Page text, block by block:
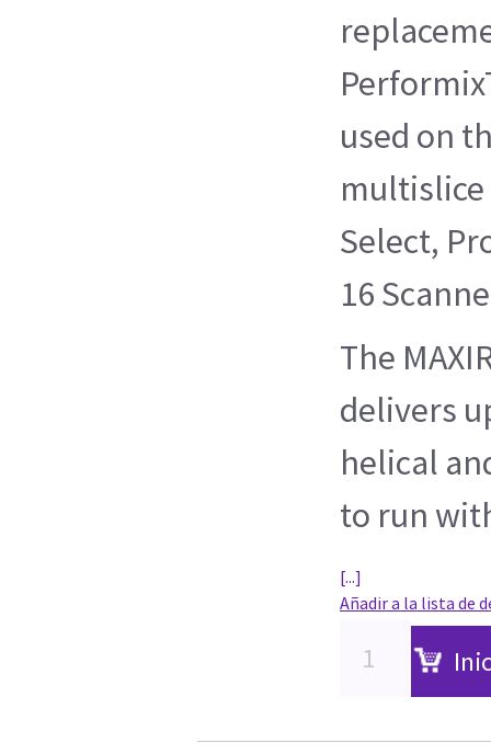
used on
multislice
Select,
16
The
delivers
helical
to run
[...]
Añadir a la lista de